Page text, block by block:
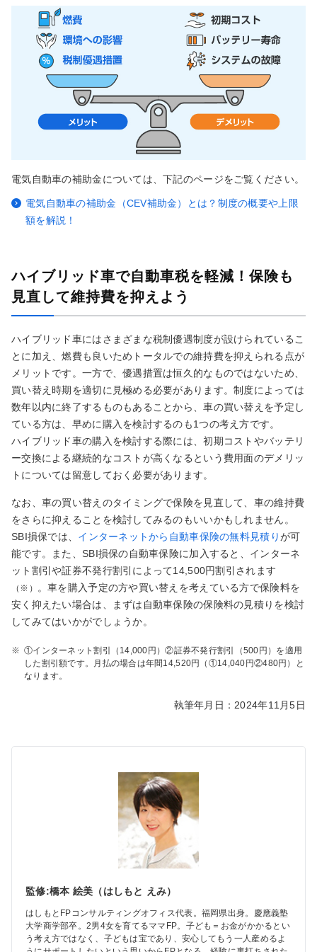
電気自動車の補助金については、下記のページをご覧ください。
電気自動車の補助金（CEV補助金）とは？制度の概要や上限
額を解説！
ハイブリッド車で自動車税を軽減！保険も
見直して維持費を抑えよう
ハイブリッド車にはさまざまな税制優遇制度が設けられているこ
とに加え、燃費も良いためトータルでの維持費を抑えられる点が
メリットです。一方で、優遇措置は恒久的なものではないため、
買い替え時期を適切に見極める必要があります。制度によっては
数年以内に終了するものもあることから、車の買い替えを予定し
ている方は、早めに購入を検討するのも1つの考え方です。
ハイブリッド車の購入を検討する際には、初期コストやバッテリ
ー交換による継続的なコストが高くなるという費用面のデメリッ
トについては留意しておく必要があります。
なお、車の買い替えのタイミングで保険を見直して、車の維持費
をさらに抑えることを検討してみるのもいいかもしれません。
SBI損保では、 インターネットから自動車保険の無料見積りが可
能です。また、SBI損保の自動車保険に加入すると、インターネ
ット割引や証券不発行割引によって14,500円割引されます
（※） 。車を購入予定の方や買い替えを考えている方で保険料を
安く抑えたい場合は、まずは自動車保険の保険料の見積りを検討
してみてはいかがでしょうか。
※ ①インターネット割引（14,000円）②証券不発行割引（500円）を適用
した割引額です。月払の場合は年間14,520円（①14,040円②480円）と
なります。
執筆年月日：2024年11月5日
監修:橋本 絵美（はしもと えみ）
はしもとFPコンサルティングオフィス代表。福岡県出身。慶應義塾
大学商学部卒。2男4女を育てるママFP。子ども＝お金がかかるとい
う考え方ではなく、子どもは宝であり、安心してもう一人産めるよ